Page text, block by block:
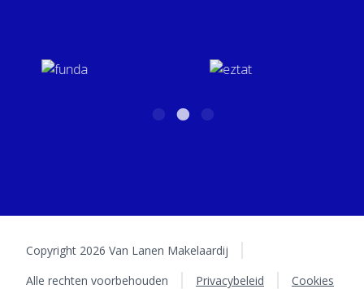
BTW: NL001158934B01 | KvK: 16031626
Copyright 2026 Van Lanen Makelaardij
Alle rechten voorbehouden
Privacybeleid Cookies